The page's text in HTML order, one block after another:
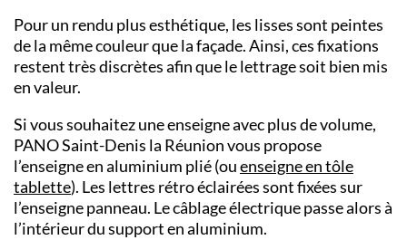
Pour un rendu plus esthétique, les lisses sont peintes
de la même couleur que la façade. Ainsi, ces fixations
restent très discrètes afin que le lettrage soit bien mis
en valeur.
Si vous souhaitez une enseigne avec plus de volume,
PANOSaint-Denis la Réunionvous propose
l’enseigne en aluminium plié (ouenseigne en tôle
tablette). Les lettres rétro éclairées sont fixées sur
l’enseigne panneau. Le câblage électrique passe alors à
l’intérieur du support en aluminium.